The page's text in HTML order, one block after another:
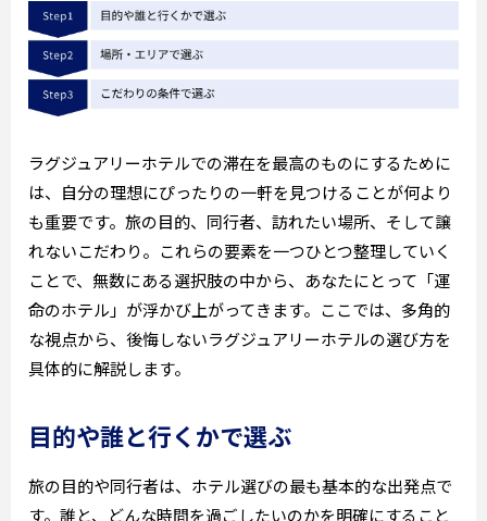
ラグジュアリーホテルでの滞在を最高のものにするために
は、自分の理想にぴったりの一軒を見つけることが何より
も重要です。旅の目的、同行者、訪れたい場所、そして譲
れないこだわり。これらの要素を一つひとつ整理していく
ことで、無数にある選択肢の中から、あなたにとって「運
命のホテル」が浮かび上がってきます。ここでは、多角的
な視点から、後悔しないラグジュアリーホテルの選び方を
具体的に解説します。
目的や誰と行くかで選ぶ
旅の目的や同行者は、ホテル選びの最も基本的な出発点で
す。誰と、どんな時間を過ごしたいのかを明確にすること